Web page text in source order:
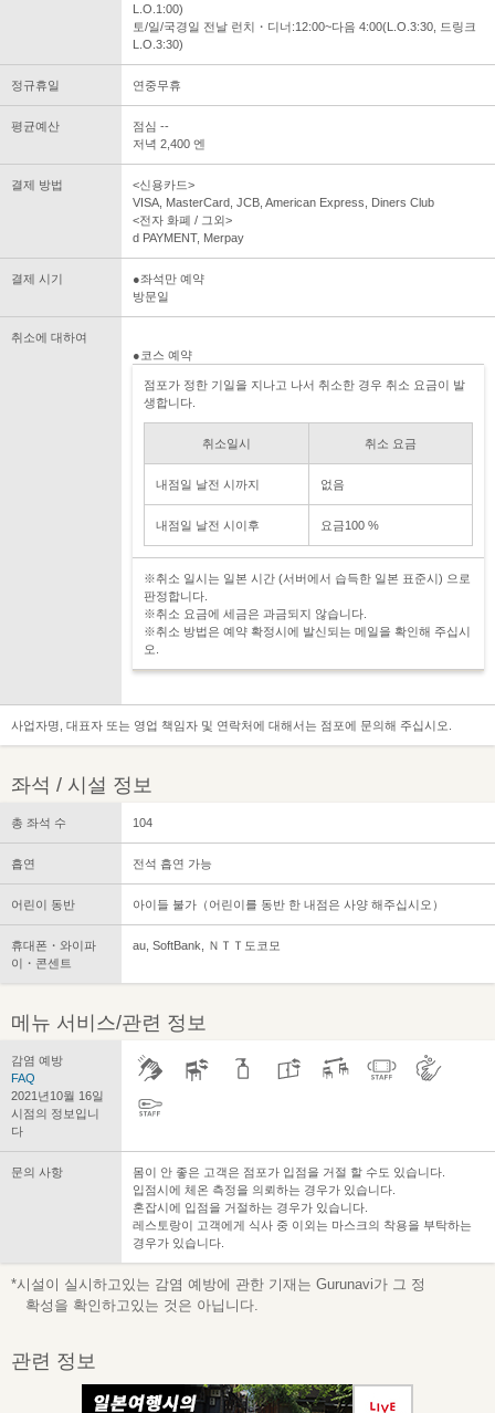
L.O.1:00)
토/일/국경일 전날 런치・디너:12:00~다음 4:00(L.O.3:30, 드링크
L.O.3:30)
정규휴일 연중무휴
평균예산
점심 --
저녁 2,400 엔
결제 방법
<신용카드>
VISA, MasterCard, JCB, American Express, Diners Club
<전자 화폐 / 그외>
d PAYMENT, Merpay
결제 시기
●좌석만 예약
방문일
취소에 대하여
●코스 예약
점포가 정한 기일을 지나고 나서 취소한 경우 취소 요금이 발
생합니다.
취소일시 취소 요금
내점일 날전 시까지 없음
내점일 날전 시이후 요금100 %
※취소 일시는 일본 시간 (서버에서 습득한 일본 표준시) 으로
판정합니다.
※취소 요금에 세금은 과금되지 않습니다.
※취소 방법은 예약 확정시에 발신되는 메일을 확인해 주십시
오.
사업자명, 대표자 또는 영업 책임자 및 연락처에 대해서는 점포에 문의해 주십시오.
좌석 / 시설 정보
총 좌석 수 104
흡연 전석 흡연 가능
어린이 동반 아이들 불가（어린이를 동반 한 내점은 사양 해주십시오）
휴대폰・와이파
이・콘센트
au, SoftBank, ＮＴＴ도코모
메뉴 서비스/관련 정보
감염 예방
FAQ
2021년10월 16일
시점의 정보입니
다
문의 사항
몸이 안 좋은 고객은 점포가 입점을 거절 할 수도 있습니다.
입점시에 체온 측정을 의뢰하는 경우가 있습니다.
혼잡시에 입점을 거절하는 경우가 있습니다.
레스토랑이 고객에게 식사 중 이외는 마스크의 착용을 부탁하는
경우가 있습니다.
*시설이 실시하고있는 감염 예방에 관한 기재는 Gurunavi가 그 정
확성을 확인하고있는 것은 아닙니다.
관련 정보